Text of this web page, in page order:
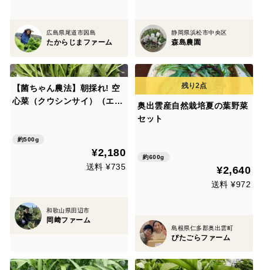
広島県尾道市因島
たからじまファーム
静岡県浜松市中央区
森島農園
【菌ちゃん農法】朝採れ! 空
心菜（クウシンサイ）（エン
使用
約500g
¥2,180
送料 ¥735
和歌山県田辺市
岡﨑ファーム
奥出雲産自然栽培夏の葉野菜
セット
約600g
¥2,640
送料 ¥972
島根県仁多郡奥出雲町
ぴたごらファーム